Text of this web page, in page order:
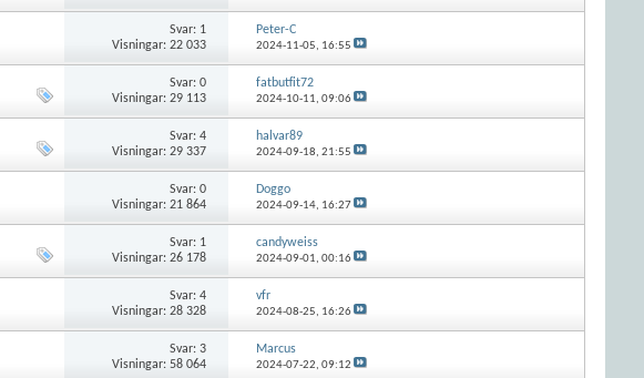
Svar: 1
Visningar: 22 033
Peter-C
2024-11-05, 16:55
Svar:0
Visningar: 29 113
fatbutfit72
2024-10-11, 09:06
Svar:4
Visningar: 29 337
halvar89
2024-09-18, 21:55
Svar:0
Visningar: 21 864
Doggo
2024-09-14, 16:27
Svar: 1
Visningar: 26 178
candyweiss
2024-09-01, 00:16
Svar:4
Visningar: 28 328
vfr
2024-08-25, 16:26
Svar:3
Visningar: 58 064
Marcus
2024-07-22, 09:12